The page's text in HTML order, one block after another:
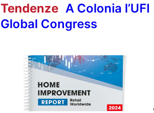
Tendenze A Colonia l’UFI
Global Congress